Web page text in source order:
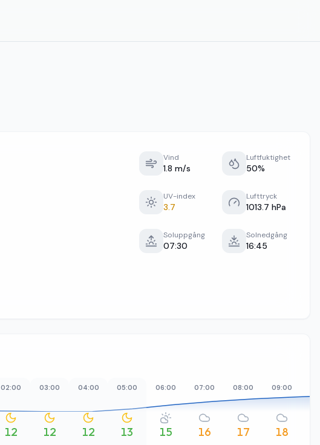
Vind
1.8 m/s
Luftfuktighet
50%
UV-index
3.7
Lufttryck
1013.7 hPa
Soluppgång
07:30
Solnedgång
16:45
02:00
12
03:00
12
04:00
12
05:00
13
06:00
15
07:00
16
08:00
17
09:00
18